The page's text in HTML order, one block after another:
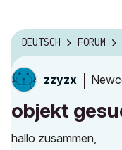
DEUTSCH FORUM
zzyzx
objekt
hallo zusammen,